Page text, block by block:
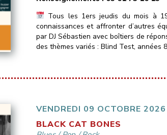
Tous les 1ers jeudis du mois à
connaissances et affronter d’autres
par DJ Sébastien avec boîtiers de
des thèmes variés : Blind Test, années
VENDREDI 09 OCTOBRE
BLACK CAT BONES